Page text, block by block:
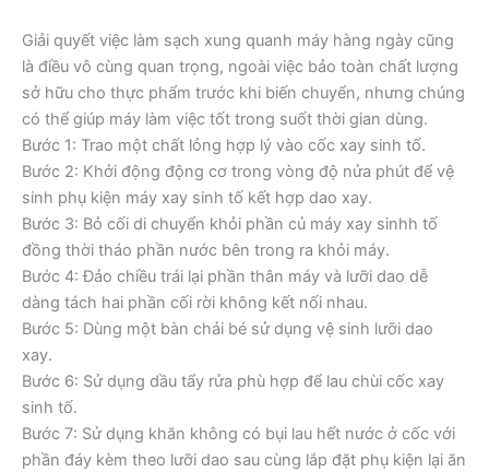
Giải quyết việc làm sạch xung quanh máy hàng ngày cũng
là điều vô cùng quan trọng, ngoài việc bảo toàn chất lượng
sở hữu cho thực phẩm trước khi biến chuyển, nhưng chúng
có thể giúp máy làm việc tốt trong suốt thời gian dùng.
Bước 1: Trao một chất lỏng hợp lý vào cốc xay sinh tố.
Bước 2: Khởi động động cơ trong vòng độ nửa phút để vệ
sinh phụ kiện máy xay sinh tố kết hợp dao xay.
Bước 3: Bỏ cối di chuyển khỏi phần củ máy xay sinhh tố
đồng thời tháo phần nước bên trong ra khỏi máy.
Bước 4: Đảo chiều trái lại phần thân máy và lưỡi dao dễ
dàng tách hai phần cối rời không kết nối nhau.
Bước 5: Dùng một bàn chải bé sử dụng vệ sinh lưỡi dao
xay.
Bước 6: Sử dụng dầu tẩy rửa phù hợp để lau chùi cốc xay
sinh tố.
Bước 7: Sử dụng khăn không có bụi lau hết nước ở cốc với
phần đáy kèm theo lưỡi dao sau cùng lắp đặt phụ kiện lại ăn